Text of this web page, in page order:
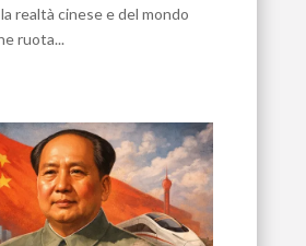
realtà cinese e del mondo
ruota...